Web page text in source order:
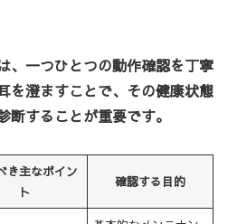
、一つひとつの動作確認を丁寧
を澄ますことで、その健康状態
断することが重要です。
き主なポイン
ト
確認する目的